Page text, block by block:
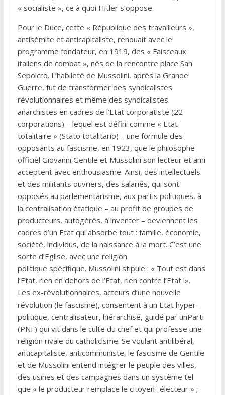
« socialiste », ce à quoi Hitler s’oppose.
Pour le Duce, cette « République des travailleurs »,
antisémite et anticapitaliste, renouait avec le
programme fondateur, en 1919, des « Faisceaux
italiens de combat », nés de la rencontre place San
Sepolcro. L’habileté de Mussolini, après la Grande
Guerre, fut de transformer des syndicalistes
révolutionnaires et même des syndicalistes
anarchistes en cadres de l’Etat corporatiste (22
corporations) – lequel est défini comme « Etat
totalitaire » (Stato totalitario) – une formule des
opposants au fascisme, en 1923, que le philosophe
officiel Giovanni Gentile et Mussolini son lecteur et ami
acceptent avec enthousiasme. Ainsi, des intellectuels
et des militants ouvriers, des salariés, qui sont
opposés au parlementarisme, aux partis politiques, à
la centralisation étatique – au profit de groupes de
producteurs, autogérés, à inventer – deviennent les
cadres d’un Etat qui absorbe tout : famille, économie,
société, individus, de la naissance à la mort. C’est une
sorte d’Eglise, avec une religion
politique spécifique. Mussolini stipule : « Tout est dans
l’Etat, rien en dehors de l’Etat, rien contre l’Etat !».
Les ex-révolutionnaires, acteurs d’une nouvelle
révolution (le fascisme), consentent à un Etat hyper-
politique, centralisateur, hiérarchisé, guidé par unParti
(PNF) qui vit dans le culte du chef et qui professe une
religion rivale du catholicisme. Se voulant antilibéral,
anticapitaliste, anticommuniste, le fascisme de Gentile
et de Mussolini entend intégrer le peuple des villes,
des usines et des campagnes dans un système tel
que « le producteur remplace le citoyen- électeur » ;